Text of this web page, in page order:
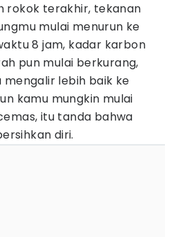
rokok terakhir, tekanan
mulai menurun ke
8 jam, kadar karbon
pun mulai berkurang,
mengalir lebih baik ke
kamu mungkin mulai
itu tanda bahwa
diri.